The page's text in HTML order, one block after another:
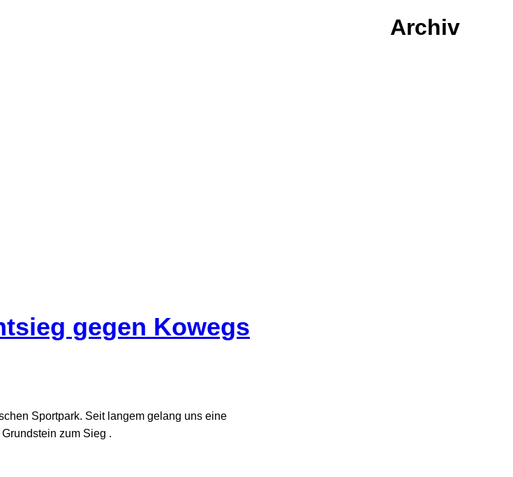
Archiv
gegen Kowegs
Sportpark. Seit langem gelang uns eine
zum Sieg .